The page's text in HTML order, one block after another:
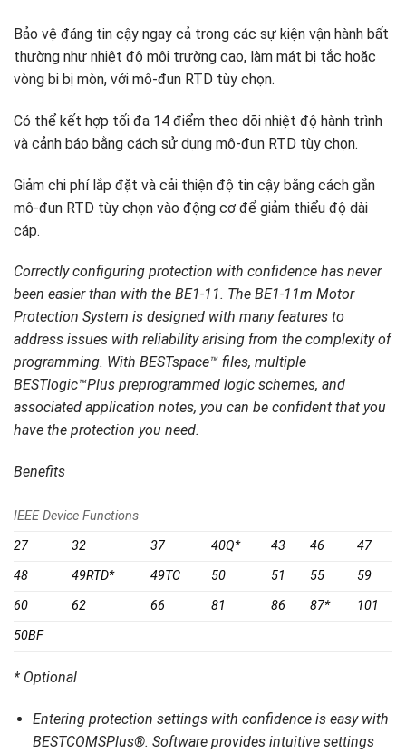
Bảo vệ đáng tin cậy ngay cả trong các sự kiện vận hành bất
thường như nhiệt độ môi trường cao, làm mát bị tắc hoặc
vòng bi bị mòn, với mô-đun RTD tùy chọn.
Có thể kết hợp tối đa 14 điểm theo dõi nhiệt độ hành trình
và cảnh báo bằng cách sử dụng mô-đun RTD tùy chọn.
Giảm chi phí lắp đặt và cải thiện độ tin cậy bằng cách gắn
mô-đun RTD tùy chọn vào động cơ để giảm thiểu độ dài
cáp.
Correctly configuring protection with confidence has never
been easier than with the BE1-11. The BE1-11m Motor
Protection System is designed with many features to
address issues with reliability arising from the complexity of
programming. With BESTspace™ files, multiple
BESTlogic™Plus preprogrammed logic schemes, and
associated application notes, you can be confident that you
have the protection you need.
Benefits
IEEE Device Functions
27
32 37 40Q* 43 46
47
48
49RTD* 49TC 50 51 55
59
60
62 66 81 86 87*
101
50BF
* Optional
Entering protection settings with confidence is easy with
BESTCOMSPlus®. Software provides intuitive settings